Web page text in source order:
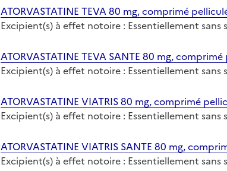
ATORVASTATINE TEVA 80 mg, comprimé
Excipient(s) à effet notoire : Essentiellement sans
ATORVASTATINE TEVA SANTE 80 mg,
Excipient(s) à effet notoire : Essentiellement sans
ATORVASTATINE VIATRIS 80 mg, comprimé
Excipient(s) à effet notoire : Essentiellement sans
ATORVASTATINE VIATRIS SANTE 80 mg,
Excipient(s) à effet notoire : Essentiellement sans